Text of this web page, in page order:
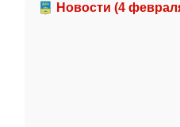
Новости (4